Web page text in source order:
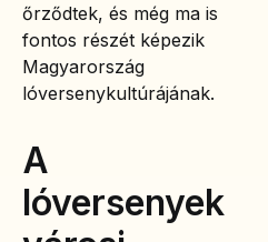
őrződtek, és még ma is
fontos részét képezik
Magyarország
lóversenykultúrájának.
A
lóversenyek